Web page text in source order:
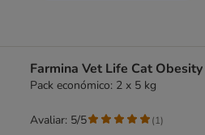
Farmina Vet Life Cat Obesity
Pack económico: 2 x 5 kg
Avaliar: 5/5 (1)